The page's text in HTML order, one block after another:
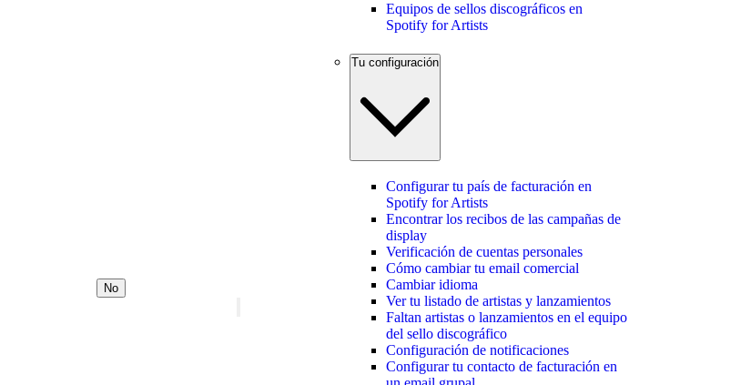
No
Equipos de sellos discográficos en
Spotify for Artists
Tu configuración
Configurar tu país de facturación en
Spotify for Artists
Encontrar los recibos de las campañas de
display
Verificación de cuentas personales
Cómo cambiar tu email comercial
Cambiar idioma
Ver tu listado de artistas y lanzamientos
Faltan artistas o lanzamientos en el equipo
del sello discográfico
Configuración de notificaciones
Configurar tu contacto de facturación en